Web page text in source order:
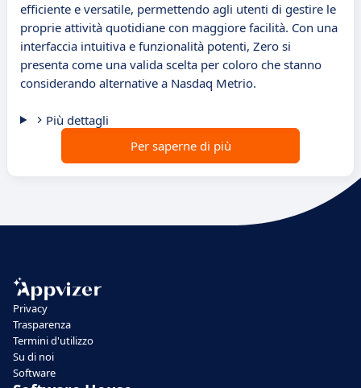
efficiente e versatile, permettendo agli utenti di gestire le
proprie attività quotidiane con maggiore facilità. Con una
interfaccia intuitiva e funzionalità potenti, Zero si
presenta come una valida scelta per coloro che stanno
considerando alternative a Nasdaq Metrio.
Più dettagli
Per saperne di più
Privacy
Trasparenza
Termini d'utilizzo
Su di noi
Software